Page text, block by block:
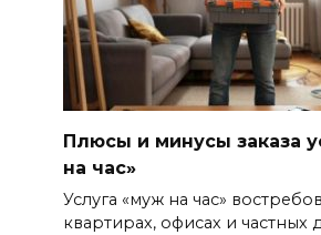
Плюсы и минусы заказа
на час»
Услуга «муж на час»
квартирах, офисах и частных